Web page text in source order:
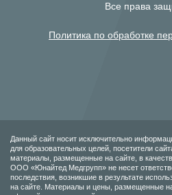
Все права
Политика по обработке
Данный сайт носит исключительно
для образовательных целей, посетители
материалы, размещенные на сайте, в
ООО «Юнайтед Медгрупп» не несет
последствия, возникшие в результате
на сайте. Материалы и цены, размещенные